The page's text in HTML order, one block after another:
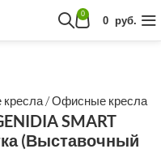
0
0 руб.
/Офисные кресла
SMART
(Выставочный